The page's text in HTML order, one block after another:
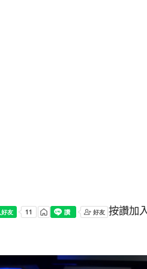
按讚加